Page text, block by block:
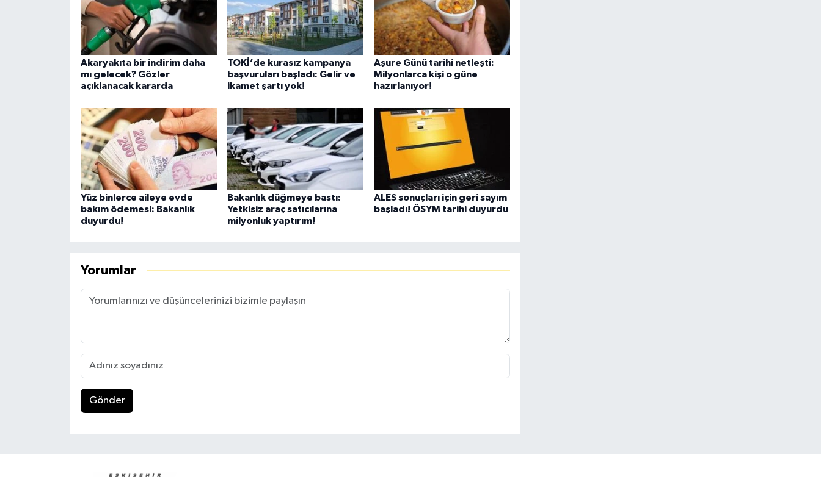
Akaryakıta bir indirim daha
mı gelecek? Gözler
açıklanacak kararda
TOKİ’de kurasız kampanya
başvuruları başladı: Gelir ve
ikamet şartı yok!
Aşure Günü tarihi netleşti:
Milyonlarca kişi o güne
hazırlanıyor!
Yüz binlerce aileye evde
bakım ödemesi: Bakanlık
duyurdu!
Bakanlık düğmeye bastı:
Yetkisiz araç satıcılarına
milyonluk yaptırım!
ALES sonuçları için geri sayım
başladı! ÖSYM tarihi duyurdu
Yorumlar
Gönder